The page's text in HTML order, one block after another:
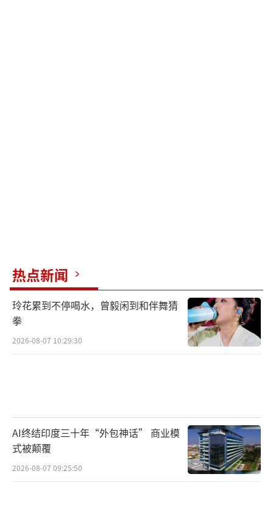
热点新闻
玲花累到不停喝水，曾毅闲到和伴舞猜
拳
2026-08-07 10:29:30
AI终结印度三十年“外包神话” 商业模
式被颠覆
2026-08-07 09:25:50